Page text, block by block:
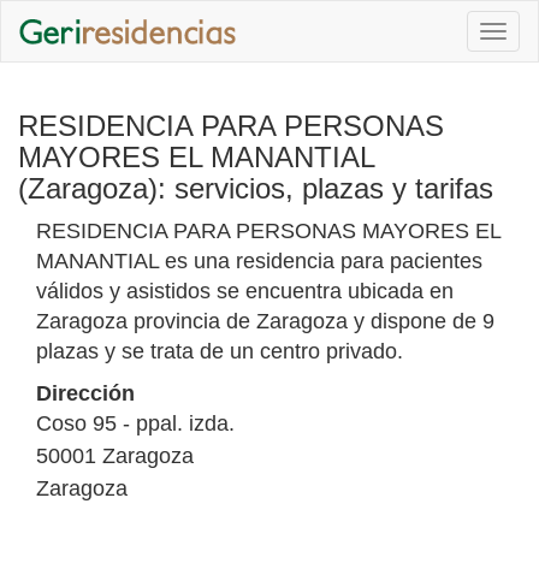
RESIDENCIA PARA PERSONAS
MAYORES EL MANANTIAL
(Zaragoza): servicios, plazas y tarifas
RESIDENCIA PARA PERSONAS MAYORES EL
MANANTIAL es una residencia para pacientes
válidos y asistidos se encuentra ubicada en
Zaragoza provincia de Zaragoza y dispone de 9
plazas y se trata de un centro privado.
Dirección
Coso 95 - ppal. izda.
50001 Zaragoza
Zaragoza